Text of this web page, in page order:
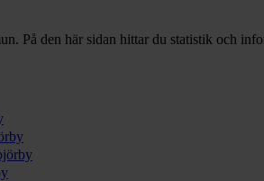
På den här sidan hittar du statistik och